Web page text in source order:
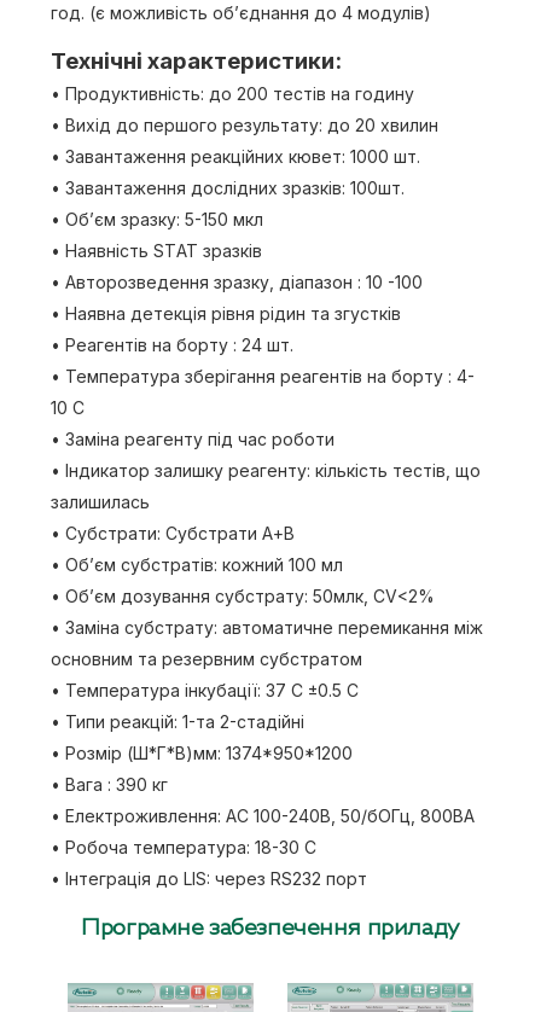
год. (є можливість об’єднання до 4 модулів)
Технічні характеристики:
• Продуктивність: до 200 тестів на годину
• Вихід до першого результату: до 20 хвилин
• Завантаження реакційних кювет: 1000 шт.
• Завантаження дослідних зразків: 100шт.
• Об’єм зразку: 5-150 мкл
• Наявність STАТ зразків
• Авторозведення зразку, діапазон : 10 -100
• Наявна детекція рівня рідин та згустків
• Реагентів на борту : 24 шт.
• Температура зберігання реагентів на борту : 4-
10 С
• Заміна реагенту під час роботи
• Індикатор залишку реагенту: кількість тестів, що
залишилась
• Субстрати: Субстрати А+В
• Об’єм субстратів: кожний 100 мл
• Об’єм дозування субстрату: 50млк, CV<2%
• Заміна субстрату: автоматичне перемикання між
основним та резервним субстратом
• Температура інкубації: 37 С ±0.5 С
• Типи реакцій: 1-та 2-стадійні
• Розмір (Ш*Г*В)мм: 1374*950*1200
• Вага : 390 кг
• Електроживлення: АС 100-240В, 50/бОГц, 800ВА
• Робоча температура: 18-30 С
• Інтеграція до LIS: через RS232 порт
Програмнезабезпечення приладу